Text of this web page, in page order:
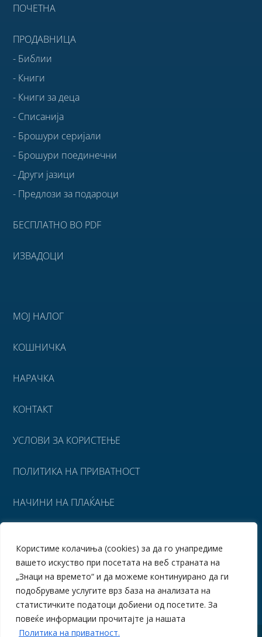
Користиме колачиња (cookies) за да го унапредиме
вашето искуство при посетата на веб страната на
„Знаци на времето“ и да можеме континуирано да ги
подобруваме услугите врз база на анализата на
статистичките податоци добиени од посетите. За
повеќе информации прочитајте ја нашата
Политика на приватност.
ПОЧЕТНА
ПРОДАВНИЦА
- Библии
- Книги
- Книги за деца
- Списанија
- Брошури серијали
- Брошури поединечни
- Други јазици
- Предлози за подароци
БЕСПЛАТНО ВО PDF
ИЗВАДОЦИ
МОЈ НАЛОГ
КОШНИЧКА
НАРАЧКА
КОНТАКТ
УСЛОВИ ЗА КОРИСТЕЊЕ
ПОЛИТИКА НА ПРИВАТНОСТ
НАЧИНИ НА ПЛАЌАЊЕ
ПОВРАТ НА СРЕДСТВА